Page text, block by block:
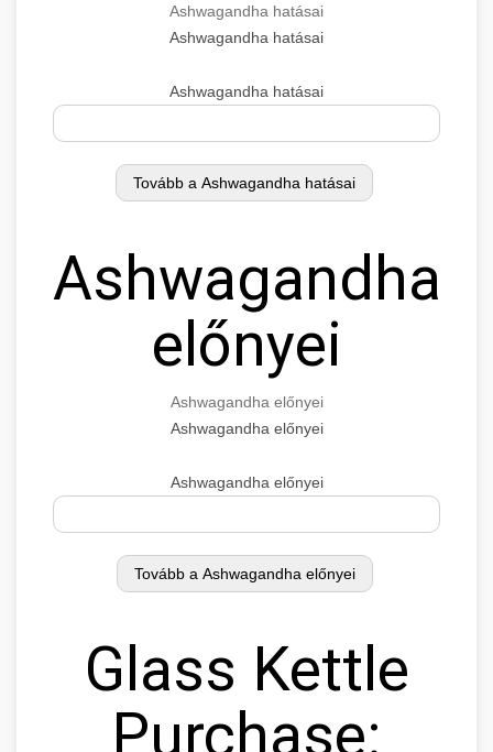
Ashwagandha hatásai
Ashwagandha hatásai
Ashwagandha hatásai
Ashwagandha
előnyei
Ashwagandha előnyei
Ashwagandha előnyei
Ashwagandha előnyei
Glass Kettle
Purchase: